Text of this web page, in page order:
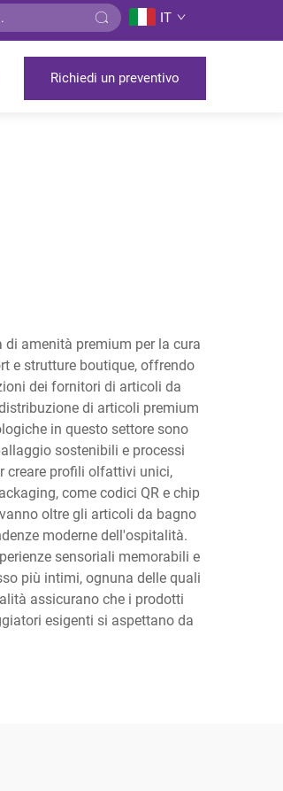
IT
Richiedi un preventivo
amenità premium per la cura
e strutture boutique, offrendo
dei fornitori di articoli da
di articoli premium
in questo settore sono
sostenibili e processi
creare profili olfattivi unici,
come codici QR e chip
oltre gli articoli da bagno
moderne dell'ospitalità.
sensoriali memorabili e
più intimi, ognuna delle quali
assicurano che i prodotti
esigenti si aspettano da